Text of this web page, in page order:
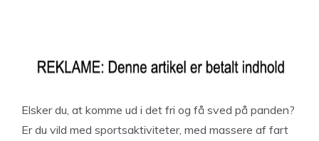
Elsker du, at komme ud i det fri og få sved på panden?
Er du vild med sportsaktiviteter, med massere af fart